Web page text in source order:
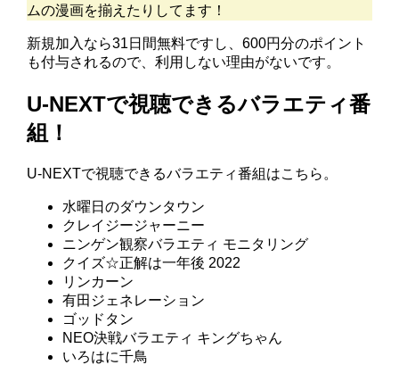
ムの漫画を揃えたりしてます！
新規加入なら31日間無料ですし、600円分のポイント
も付与されるので、利用しない理由がないです。
U-NEXTで視聴できるバラエティ番
組！
U-NEXTで視聴できるバラエティ番組はこちら。
水曜日のダウンタウン
クレイジージャーニー
ニンゲン観察バラエティ モニタリング
クイズ☆正解は一年後 2022
リンカーン
有田ジェネレーション
ゴッドタン
NEO決戦バラエティ キングちゃん
いろはに千鳥